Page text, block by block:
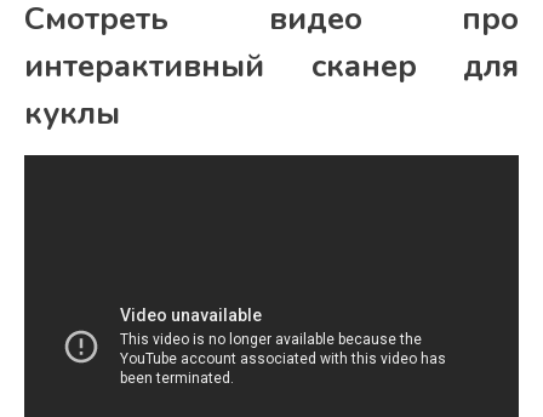
Смотреть видео про
интерактивный сканер для
куклы